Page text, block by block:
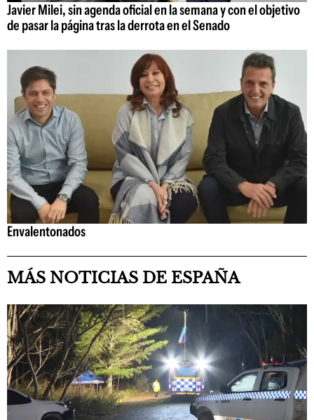
Javier Milei, sin agenda oficial en la semana y con el objetivo
de pasar la página tras la derrota en el Senado
Envalentonados
MÁS NOTICIAS DE ESPAÑA